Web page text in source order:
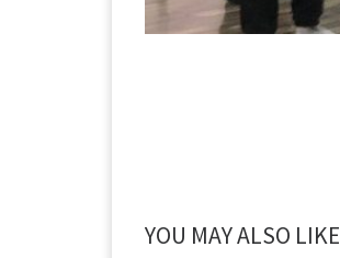
YOU MAY ALSO LIKE